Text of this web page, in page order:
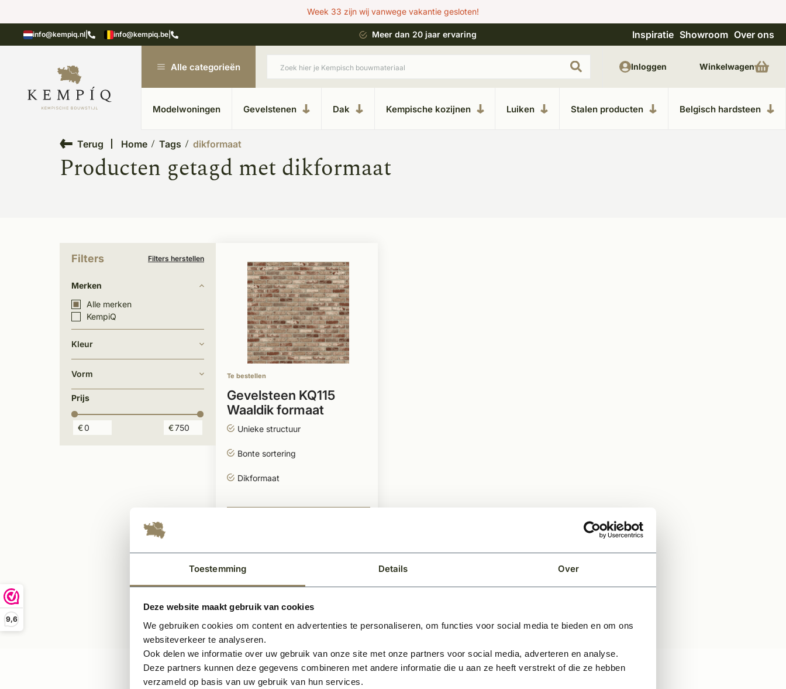
Toestemming Details Over
Deze website maakt gebruik van cookies
We gebruiken cookies om content en advertenties te personaliseren, om functies voor social media te bieden en om ons
websiteverkeer te analyseren.
Ook delen we informatie over uw gebruik van onze site met onze partners voor social media, adverteren en analyse.
Deze partners kunnen deze gegevens combineren met andere informatie die u aan ze heeft verstrekt of die ze hebben
verzameld op basis van uw gebruik van hun services.
9,6
Week 33 zijn wij vanwege vakantie gesloten!
info@kempiq.nl info@kempiq.be
in Kesteren Unieke materialen in kempische bouwstijl Meer dan 20 jaar ervaring Uitgebreide showroom in Kesteren Unieke
Inspiratie Showroom Over ons
Alle categorieën
Modelwoningen Gevelstenen Dak Kempische kozijnen Luiken Stalen producten Belgisch hardsteen
Inloggen Winkelwagen
Terug Home Tags dikformaat
Producten getagd met dikformaat
Filters Filters herstellen
Merken
Alle merken
KempiQ
Kleur
Vorm
Prijs
€ €
Te bestellen
Gevelsteen KQ115
Waaldik formaat
Unieke structuur
Bonte sortering
Dikformaat